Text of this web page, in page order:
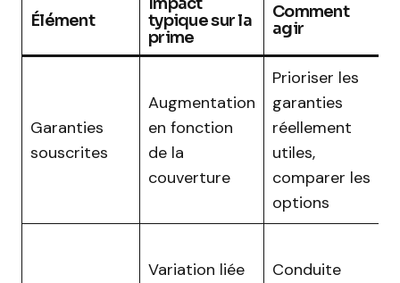
Élément
typique sur la
prime
Comment
agir
Garanties
souscrites
Augmentation
en fonction
de la
couverture
Prioriser les
garanties
réellement
utiles,
comparer les
options
Variation liée
Conduite